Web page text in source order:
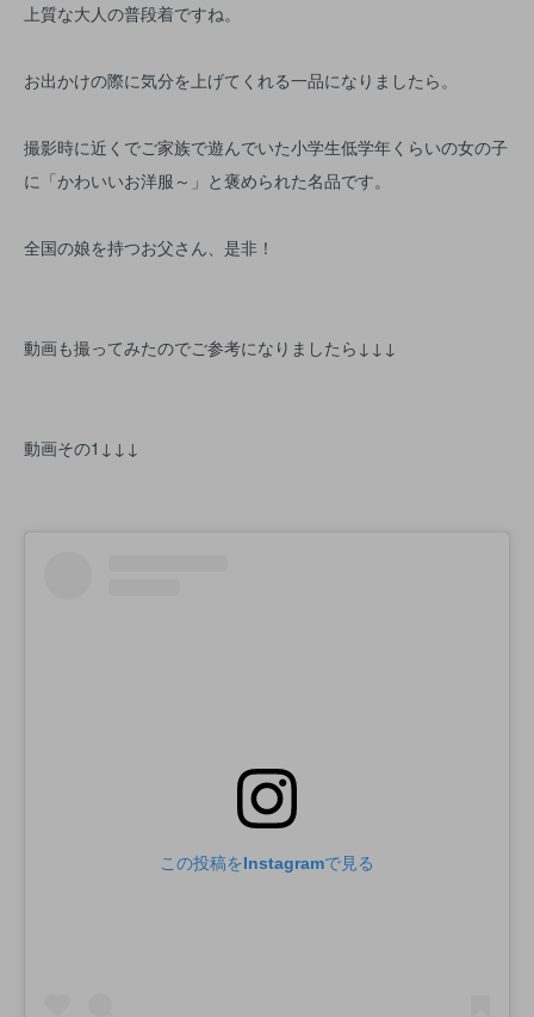
上質な大人の普段着ですね。
お出かけの際に気分を上げてくれる一品になりましたら。
撮影時に近くでご家族で遊んでいた小学生低学年くらいの女の子
に「かわいいお洋服～」と褒められた名品です。
全国の娘を持つお父さん、是非！
動画も撮ってみたのでご参考になりましたら↓↓↓
動画その1↓↓↓
この投稿をInstagramで見る